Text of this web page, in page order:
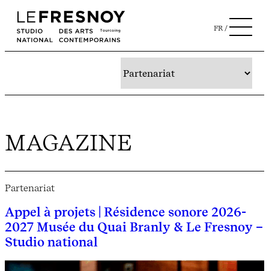
FR
MAGAZINE
Partenariat
Appel à projets | Résidence sonore 2026-
2027 Musée du Quai Branly & Le Fresnoy –
Studio national